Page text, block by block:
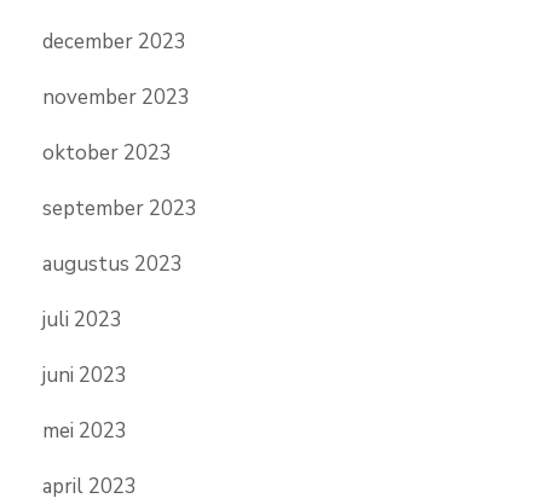
december 2023
november 2023
oktober 2023
september 2023
augustus 2023
juli 2023
juni 2023
mei 2023
april 2023